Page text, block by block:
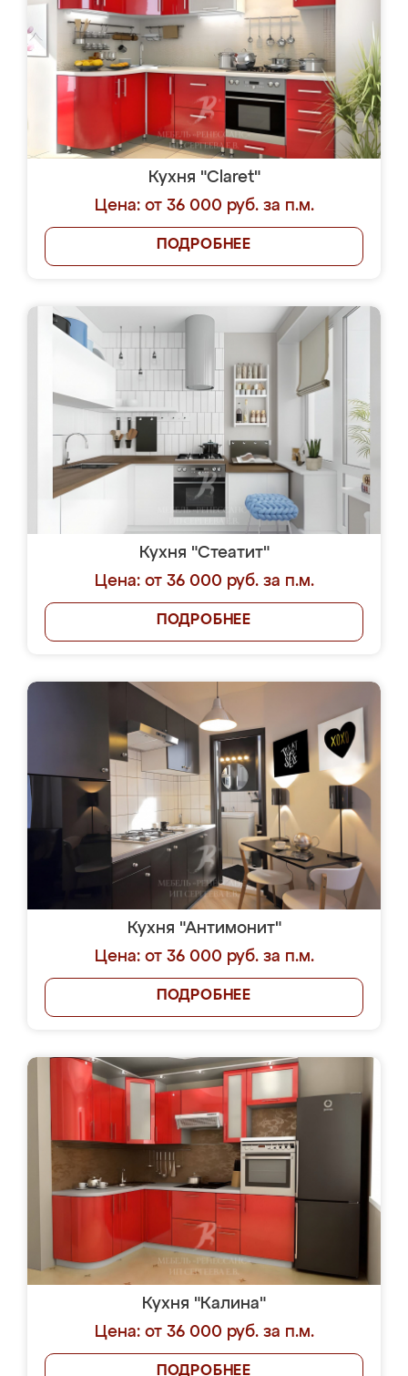
Кухня "Claret"
Цена: от 36 000 руб. за п.м.
ПОДРОБНЕЕ
Кухня "Стеатит"
Цена: от 36 000 руб. за п.м.
ПОДРОБНЕЕ
Кухня "Антимонит"
Цена: от 36 000 руб. за п.м.
ПОДРОБНЕЕ
Кухня "Калина"
Цена: от 36 000 руб. за п.м.
ПОДРОБНЕЕ